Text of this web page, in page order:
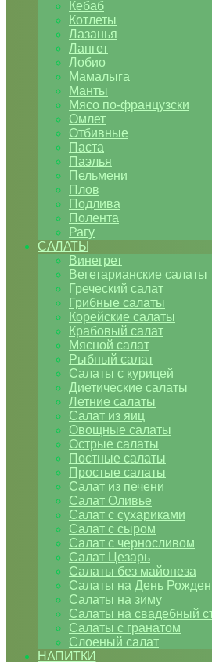
Кебаб
Котлеты
Лазанья
Лангет
Лобио
Мамалыга
Манты
Мясо по-французски
Омлет
Отбивные
Паста
Паэлья
Пельмени
Плов
Подлива
Полента
Рагу
САЛАТЫ
Винегрет
Вегетарианские салаты
Греческий салат
Грибные салаты
Корейские салаты
Крабовый салат
Мясной салат
Рыбный салат
Салаты с курицей
Диетические салаты
Летние салаты
Салат из яиц
Овощные салаты
Острые салаты
Постные салаты
Простые салаты
Салат из печени
Салат Оливье
Салат с сухариками
Салат с сыром
Салат с черносливом
Салат Цезарь
Салаты без майонеза
Салаты на День
Салаты на зиму
Салаты на свадебный
Салаты с гранатом
Слоеный салат
НАПИТКИ